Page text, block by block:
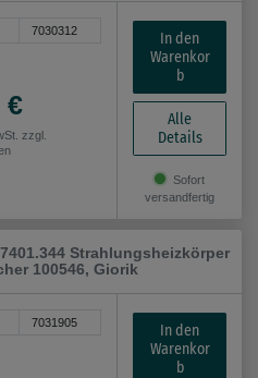
7030312
€
zzgl.
In den
Warenkor
b
Alle
Details
Sofort
versandfertig
Strahlungsheizkörper
100546, Giorik
7031905
In den
Warenkor
b